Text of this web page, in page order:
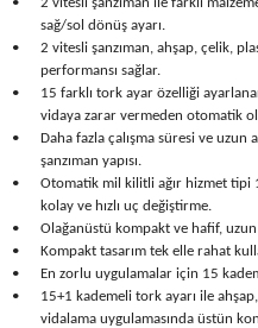
sağ/sol dönüş ayarı.
•
2 vitesli şanzıman, ahşap, çelik,
performansı sağlar.
•
15 farklı tork ayar özelliği
vidaya zarar vermeden otomatik
•
Daha fazla çalışma süresi ve
şanzıman yapısı.
•
Otomatik mil kilitli ağır hizmet tipi
kolay ve hızlı uç değiştirme.
•
Olağanüstü kompakt ve hafif,
•
Kompakt tasarım tek elle rahat
•
En zorlu uygulamalar için 15
•
15+1 kademeli tork ayarı ile
vidalama uygulamasında üstün